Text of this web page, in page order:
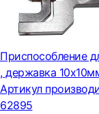
Приспособление
, державка
Артикул
62895